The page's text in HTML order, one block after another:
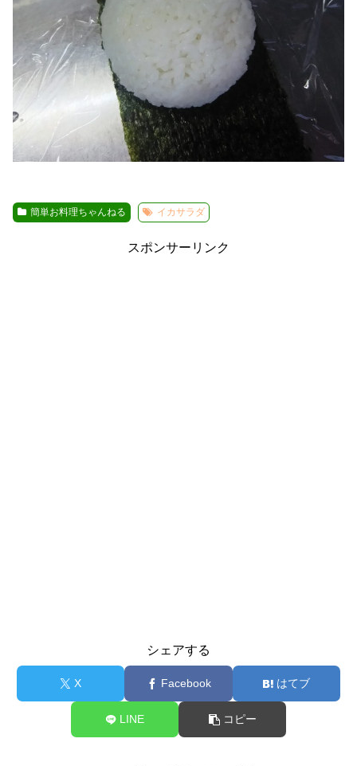
簡単お料理ちゃんねる イカサラダ
スポンサーリンク
シェアする
X Facebook はてブ
LINE コピー